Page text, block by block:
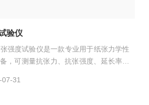
验仪
强度试验仪是一款专业用于纸张力学性
，可测量抗张力、抗张强度、延长率等
精度≤0.5%。7寸触摸屏操作界面简洁直
和多种控制模式。仪器符合GB/T 12914
31